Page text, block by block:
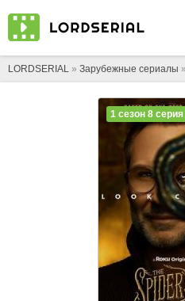
LORDSERIAL » Зарубежные сериалы
1 сезон 8 серия